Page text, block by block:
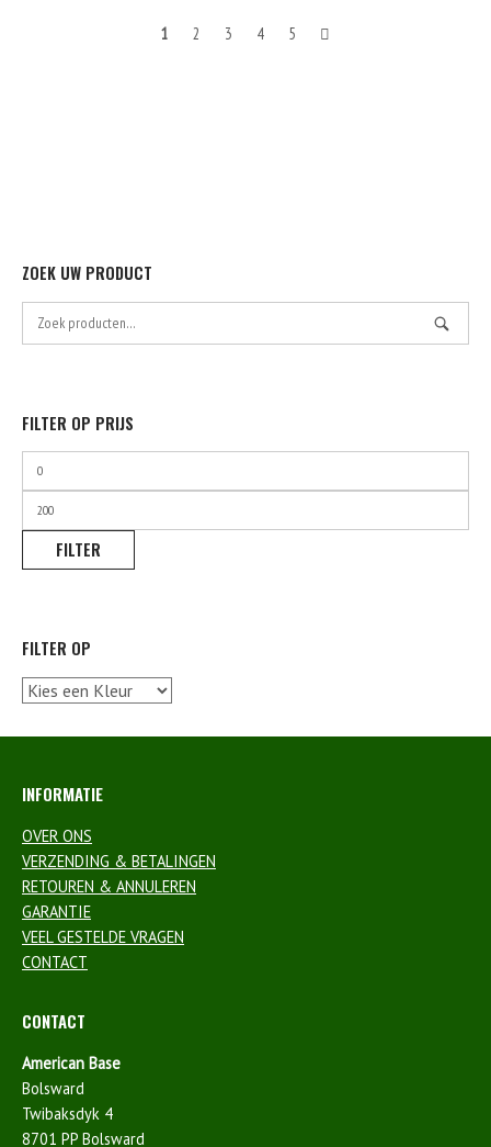
1 2 3 4 5
ZOEK UW PRODUCT
Zoek
FILTER OP PRIJS
Min.
Max.
FILTER
FILTER OP
INFORMATIE
OVER ONS
VERZENDING & BETALINGEN
RETOUREN & ANNULEREN
GARANTIE
VEEL GESTELDE VRAGEN
CONTACT
CONTACT
American Base
Bolsward
Twibaksdyk 4
8701 PP Bolsward